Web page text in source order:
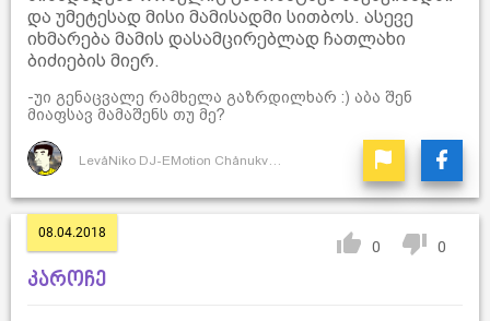
და უმეტესად მისი მამისადმი სითბოს. ასევე
იხმარება მამის დასამცირებლად ჩათლახი
ბიძიების მიერ.
-უი გენაცვალე რამხელა გაზრდილხარ :) აბა შენ
მიაფსავ მამაშენს თუ მე?
LevåNiko DJ-EMotion ChånukvåDze
08.04.2018
0 0
კაროჩე